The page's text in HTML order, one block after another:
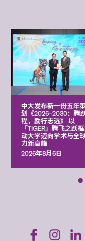
中大发布新一份五年
划《2026‒2030：腾
程，励行志远》 以
「TIGER」腾飞之跃
动大学迈向学术与全
力新高峰
2026年8月6日